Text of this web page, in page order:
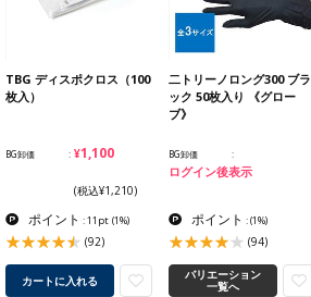
TBG ディスポクロス（100
枚入）
BG卸価 ¥1,100
(税込¥1,210)
ポイント : 11pt (1%)
(92)
カートに入れる
二トリーノロング300 ブラ
ック 50枚入り 《グロー
ブ》
BG卸価
ログイン後表示
ポイント :(1%)
(94)
バリエーション
一覧へ